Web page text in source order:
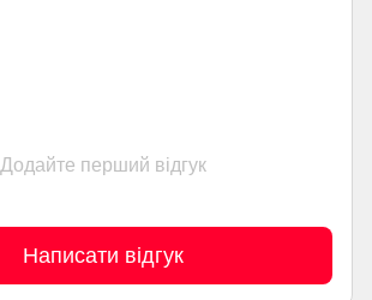
Додайте перший відгук
Написати відгук